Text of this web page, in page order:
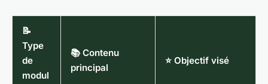
📝
Type
de
modul
📚 Contenu
principal
⭐ Objectif visé